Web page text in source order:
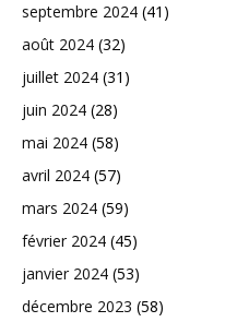
septembre 2024 (41)
août 2024 (32)
juillet 2024 (31)
juin 2024 (28)
mai 2024 (58)
avril 2024 (57)
mars 2024 (59)
février 2024 (45)
janvier 2024 (53)
décembre 2023 (58)